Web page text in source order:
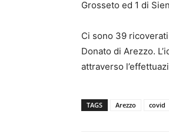
Grosseto ed 1 di
Ci sono 39
Donato di Arezzo.
attraverso
TAGS Arezzo covid